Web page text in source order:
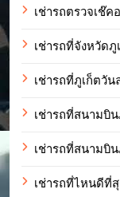
เช่ารถตรวจเช๊ค
เช่ารถที่จังหวัด
เช่ารถที่ภูเก็ตวัน
เช่ารถที่สนามบิ
เช่ารถที่สนามบิ
เช่ารถที่ไหนดีที่